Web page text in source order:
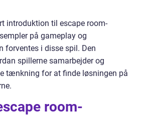
introduktion til escape room-
på gameplay og
forventes i disse spil. Den
spillerne samarbejder og
tænkning for at finde løsningen på
room-